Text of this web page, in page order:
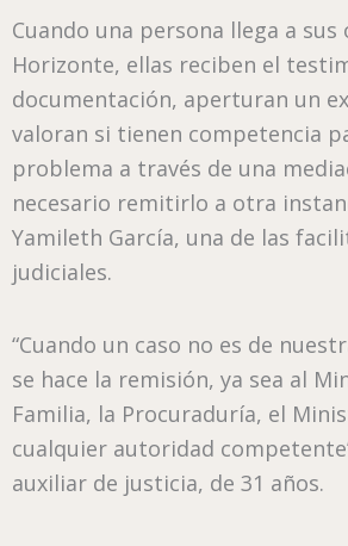
Cuando una persona llega a sus
Horizonte, ellas reciben el
documentación, aperturan un
valoran si tienen competencia
problema a través de una
necesario remitirlo a otra
Yamileth García, una de las
judiciales.
“Cuando un caso no es de
se hace la remisión, ya sea al
Familia, la Procuraduría, el
cualquier autoridad
auxiliar de justicia, de 31 años.